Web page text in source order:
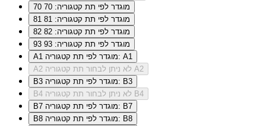
70
מוגדר לפי תת קטגוריה: 70
81
מוגדר לפי תת קטגוריה: 81
82
מוגדר לפי תת קטגוריה: 82
93
מוגדר לפי תת קטגוריה: 93
A1
מוגדר לפי תת קטגוריה: A1
A2
לא ניתן לבחור תת קטגוריה A2
B3
מוגדר לפי תת קטגוריה: B3
B4
לא ניתן לבחור תת קטגוריה B4
B7
מוגדר לפי תת קטגוריה: B7
B8
מוגדר לפי תת קטגוריה: B8